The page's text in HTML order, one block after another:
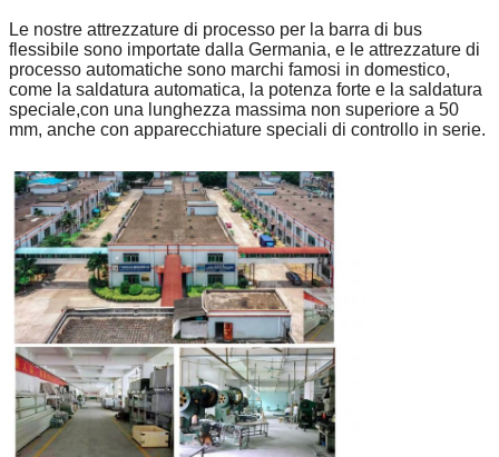
Le nostre attrezzature di processo per la barra di bus
flessibile sono importate dalla Germania, e le attrezzature di
processo automatiche sono marchi famosi in domestico,
come la saldatura automatica, la potenza forte e la saldatura
speciale,con una lunghezza massima non superiore a 50
mm, anche con apparecchiature speciali di controllo in serie.